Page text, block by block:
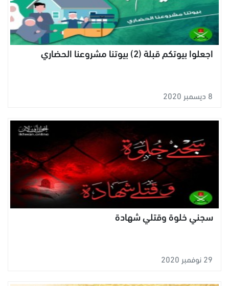
اجعلوا بيوتكم قبلة (2) بيوتنا مشروعنا الحضاري
8 ديسمبر 2020
سجني خلوة وقتلي شهادة
29 نوفمبر 2020